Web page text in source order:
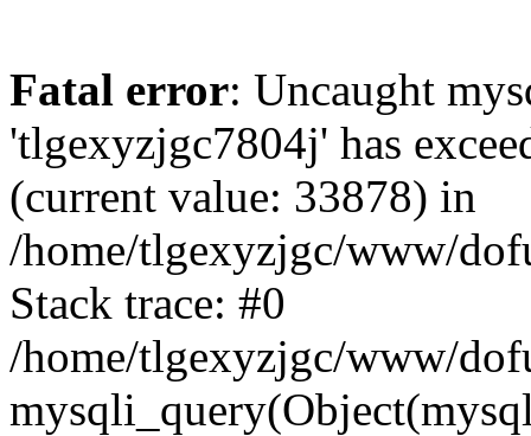
Fatal error: Uncaught
'tlgexyzjgc7804j' has
(current value: 33878) in
/home/tlgexyzjgc/www/
Stack trace: #0
/home/tlgexyzjgc/www/